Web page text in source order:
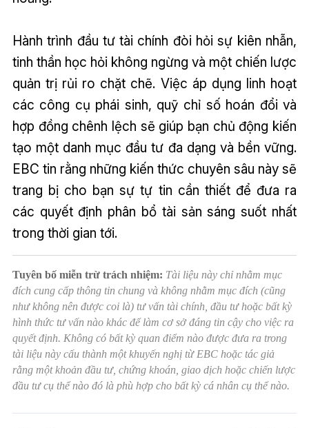
Hành trình đầu tư tài chính đòi hỏi sự kiên nhẫn,
tinh thần học hỏi không ngừng và một chiến lược
quản trị rủi ro chặt chẽ. Việc áp dụng linh hoạt
các công cụ phái sinh, quỹ chỉ số hoán đổi và
hợp đồng chênh lệch sẽ giúp bạn chủ động kiến
tạo một danh mục đầu tư đa dạng và bền vững.
EBC tin rằng những kiến thức chuyên sâu này sẽ
trang bị cho bạn sự tự tin cần thiết để đưa ra
các quyết định phân bổ tài sản sáng suốt nhất
trong thời gian tới.
Tuyên bố miễn trừ trách nhiệm: Tài liệu này chỉ nhằm mục
đích cung cấp thông tin chung và không nhằm mục đích (cũng
như không nên được coi là) tư vấn tài chính, đầu tư hoặc bất kỳ
hình thức tư vấn nào khác để làm cơ sở đáng tin cậy cho việc ra
quyết định. Không có bất kỳ quan điểm nào được đưa ra trong
tài liệu này cấu thành một khuyến nghị từ EBC hoặc tác giả
rằng một khoản đầu tư, chứng khoán, giao dịch hoặc chiến lược
đầu tư cụ thể nào đó là phù hợp cho bất kỳ cá nhân cụ thể nào.